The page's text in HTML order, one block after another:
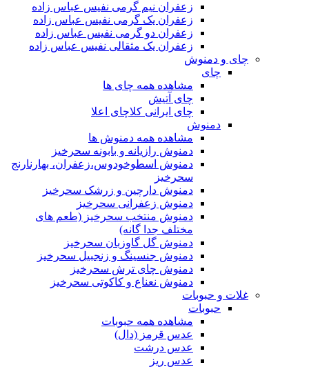
زعفران نیم گرمی نفیس عباس زاده
زعفران یک گرمی نفیس عباس زاده
زعفران دو گرمی نفیس عباس زاده
زعفران یک مثقالی نفیس عباس زاده
چای و دمنوش
چای
مشاهده همه چای ها
چای آتیش
چای ایرانی کلاچای اعلا
دمنوش
مشاهده همه دمنوش ها
دمنوش رازیانه و بابونه سحرخیز
دمنوش اسطوخودوس،زعفران، بهارنارنج
سحرخیز
دمنوش دارچین و زرشک سحرخیز
دمنوش زعفرانی سحرخیز
دمنوش منتخب سحرخیز (طعم های
مختلف جدا گانه)
دمنوش گل گاوزبان سحرخیز
دمنوش جنسینگ و زنجبیل سحرخیز
دمنوش چای ترش سحرخیز
دمنوش نعناع و کاکوتی سحرخیز
غلات و حبوبات
حبوبات
مشاهده همه حبوبات
عدس قرمز (دال)
عدس درشت
عدس ریز